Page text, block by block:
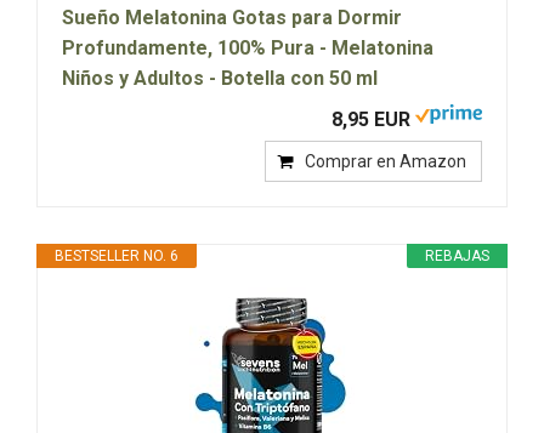
Sueño Melatonina Gotas para Dormir
Profundamente, 100% Pura - Melatonina
Niños y Adultos - Botella con 50 ml
8,95 EUR
Comprar en Amazon
REBAJAS
BESTSELLER NO. 6